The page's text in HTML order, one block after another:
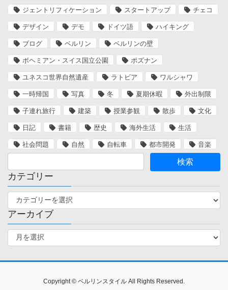
ジェントリフィケーション スタートアップ チェコ
デザイン デモ ドイツ語 ハイキング
ブログ ベルリン ベルリンの壁
ボヘミアン・スイス国立公園 ポズナン
ユネスコ世界自然遺産 ラトビア ワルシャワ
一時帰国 写真 冬 夏期休暇 外出制限
子連れ旅行 建築 授業参観 散歩 文化
日記 書籍 歴史 海外生活 生活
社会問題 自然 自転車 都市開発 音楽
カテゴリー
テ
ゴ
リ
アーカイブ
ア
イ
Copyright © ベルリンスタイル All Rights Reserved.